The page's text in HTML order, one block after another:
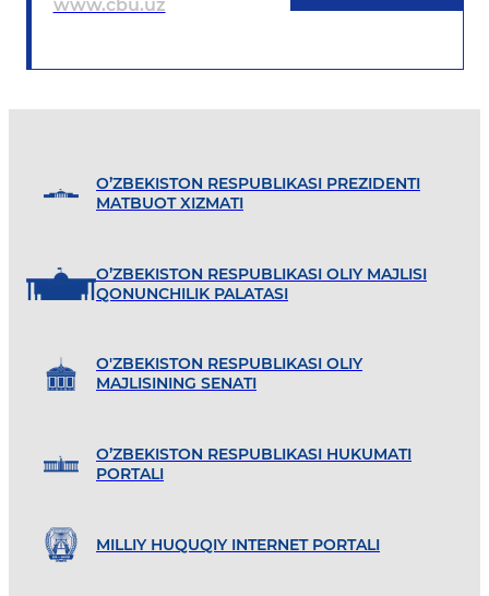
www.cbu.uz
O’ZBEKISTON RESPUBLIKASI PREZIDENTI
MATBUOT XIZMATI
O’ZBEKISTON RESPUBLIKASI OLIY MAJLISI
QONUNCHILIK PALATASI
O'ZBEKISTON RESPUBLIKASI OLIY
MAJLISINING SENATI
O’ZBEKISTON RESPUBLIKASI HUKUMATI
PORTALI
MILLIY HUQUQIY INTERNET PORTALI